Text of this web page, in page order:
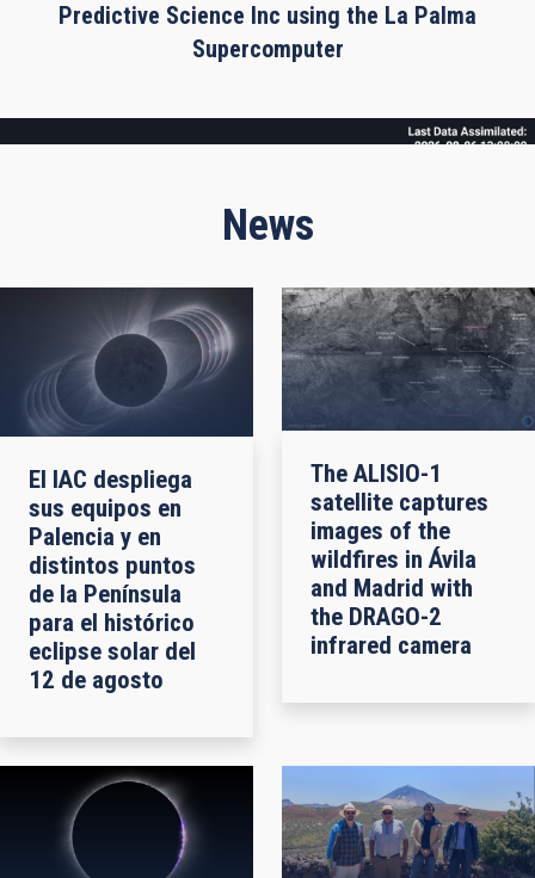
Predictive Science Inc using the La Palma
Supercomputer
News
El IAC despliega
sus equipos en
Palencia y en
distintos puntos
de la Península
para el histórico
eclipse solar del
12 de agosto
The ALISIO-1
satellite captures
images of the
wildfires in Ávila
and Madrid with
the DRAGO-2
infrared camera